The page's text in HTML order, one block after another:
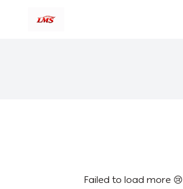
Failed to load more 😢